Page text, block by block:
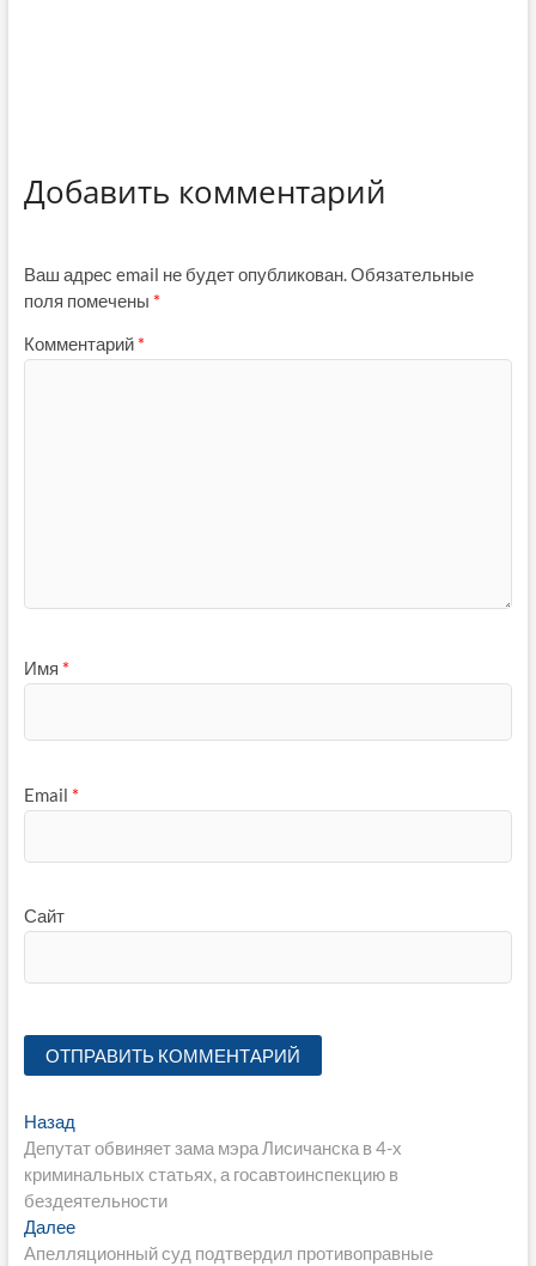
Добавить комментарий
Ваш адрес email не будет опубликован.Обязательные
поля помечены *
Комментарий *
Имя *
Email *
Сайт
Навигация
по
записям
НазадПредыдущая
запись:
Депутат обвиняет зама мэра Лисичанска в 4-х
криминальных статьях, а госавтоинспекцию в
бездеятельности
ДалееСледующая
запись:
Апелляционный суд подтвердил противоправные